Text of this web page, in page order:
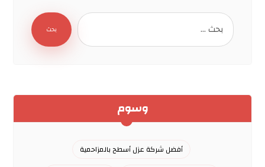
بحث
وسوم
أفضل شركة عزل أسطح بالمزاحمية